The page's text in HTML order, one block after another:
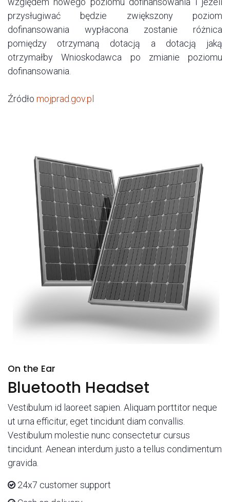
przysługiwać będzie zwiększony poziom
dofinansowania wypłacona zostanie różnica
pomiędzy otrzymaną dotacją a dotacją jaką
otrzymałby Wnioskodawca po zmianie poziomu
dofinansowania.
Źródło mojprad.gov.pl
On the Ear
Bluetooth Headset
Vestibulum id laoreet sapien. Aliquam porttitor neque
ut urna efficitur, eget tincidunt diam convallis.
Vestibulum molestie nunc consectetur cursus
tincidunt. Aenean interdum justo a tellus condimentum
gravida.
24x7 customer support